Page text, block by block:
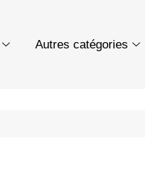
Autres catégories